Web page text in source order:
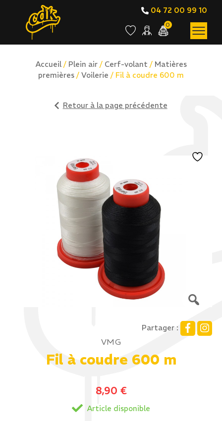
04 72 00 99 10
0
Accueil/ Plein air/ Cerf-volant / Matières
premières / Voilerie / Fil à coudre 600 m
Retour à la page précédente
Partager :
VMG
Fil à coudre 600 m
8,90 €
Article disponible